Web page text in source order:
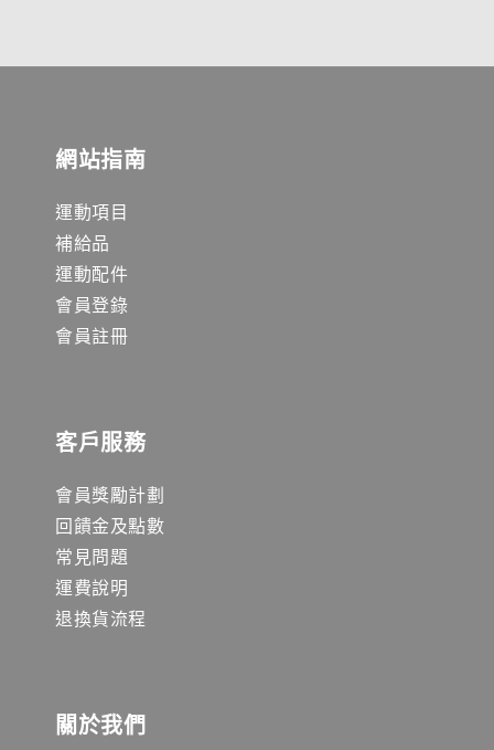
網站指南
運動項目
補給品
運動配件
會員登錄
會員註冊
客戶服務
會員獎勵計劃
回饋金及點數
常見問題
運費說明
退換貨流程
關於我們